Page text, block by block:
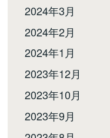
2024年3月
2024年2月
2024年1月
2023年12月
2023年10月
2023年9月